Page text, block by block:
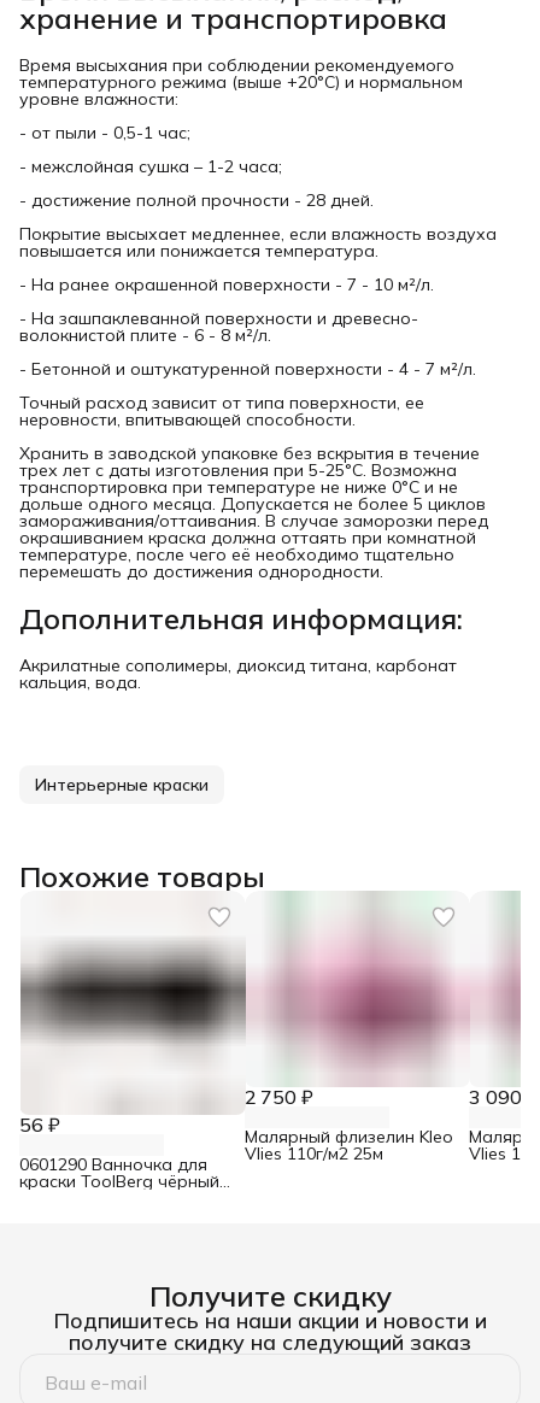
хранение и транспортировка
Время высыхания при соблюдении рекомендуемого
температурного режима (выше +20°С) и нормальном
уровне влажности:
- от пыли - 0,5-1 час;
- межслойная сушка – 1-2 часа;
- достижение полной прочности - 28 дней.
Покрытие высыхает медленнее, если влажность воздуха
повышается или понижается температура.
- На ранее окрашенной поверхности - 7 - 10 м²/л.
- На зашпаклеванной поверхности и древесно-
волокнистой плите - 6 - 8 м²/л.
- Бетонной и оштукатуренной поверхности - 4 - 7 м²/л.
Точный расход зaвисит от типa поверхности, ее
неровности, впитывающей способности.
Хранить в заводской упаковке без вскрытия в течение
трех лет с даты изготовления при 5-25°C. Возможна
транспортировка при температуре не ниже 0°C и не
дольше одного месяца. Допускается не более 5 циклов
замораживания/оттаивания. В случае заморозки перед
окрашиванием краска должна оттаять при комнатной
температуре, после чего её необходимо тщательно
перемешать до достижения однородности.
Дополнительная информация:
Акрилатные сополимеры, диоксид титана, карбонат
кальция, вода.
Интерьерные краски
Похожие товары
56 ₽
0601290 Ванночка для
краски ToolBerg чёрный
2 750 ₽
Малярный флизелин Kleo
Vlies 110г/м2 25м
3 090 ₽
Vlies
Получите скидку
Подпишитесь на наши акции и новости и
получите скидку на следующий заказ